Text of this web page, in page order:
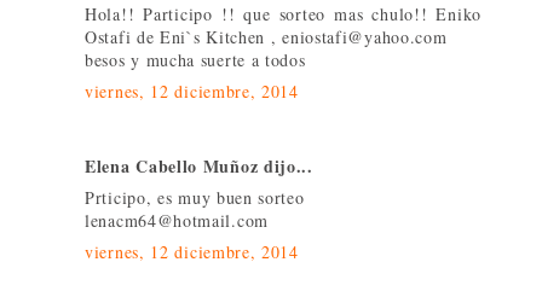
Hola!! Participo !! que sorteo mas chulo!! Eniko
Ostafi de Eni`s Kitchen , eniostafi@yahoo.com
besos y mucha suerte a todos
viernes, 12 diciembre, 2014
Elena Cabello Muñoz dijo...
Prticipo, es muy buen sorteo
lenacm64@hotmail.com
viernes, 12 diciembre, 2014